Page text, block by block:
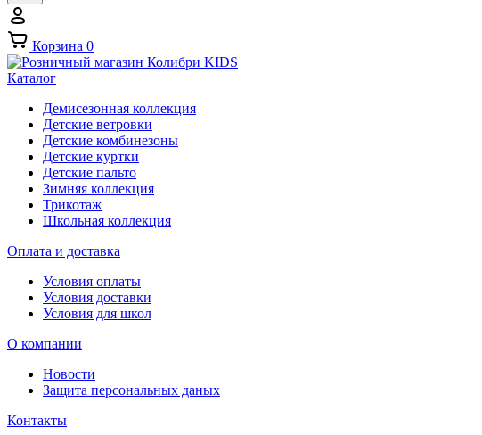
Корзина 0
Каталог
Демисезонная коллекция
Детские ветровки
Детские комбинезоны
Детские куртки
Детские пальто
Зимняя коллекция
Трикотаж
Школьная коллекция
Оплата и доставка
Условия оплаты
Условия доставки
Условия для школ
О компании
Новости
Защита персональных даных
Контакты